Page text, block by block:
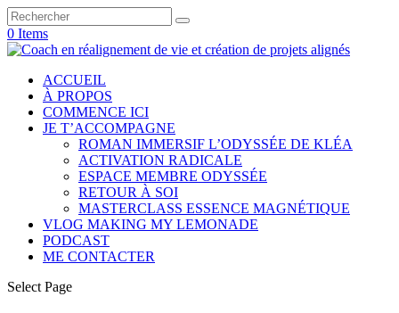
0 Items
ACCUEIL
À PROPOS
COMMENCE ICI
JE T’ACCOMPAGNE
ROMAN IMMERSIF L’ODYSSÉE DE KLÉA
ACTIVATION RADICALE
ESPACE MEMBRE ODYSSÉE
RETOUR À SOI
MASTERCLASS ESSENCE MAGNÉTIQUE
VLOG MAKING MY LEMONADE
PODCAST
ME CONTACTER
Select Page